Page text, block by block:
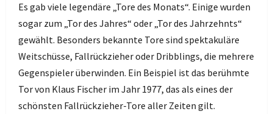
Es gab viele legendäre „Tore des Monats“. Einige wurden
sogar zum „Tor des Jahres“ oder „Tor des Jahrzehnts“
gewählt. Besonders bekannte Tore sind spektakuläre
Weitschüsse, Fallrückzieher oder Dribblings, die mehrere
Gegenspieler überwinden. Ein Beispiel ist das berühmte
Tor von Klaus Fischer im Jahr 1977, das als eines der
schönsten Fallrückzieher-Tore aller Zeiten gilt.